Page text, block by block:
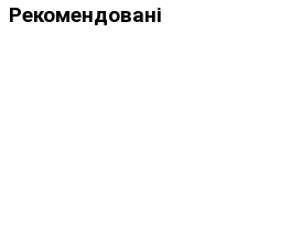
Рекомендовані